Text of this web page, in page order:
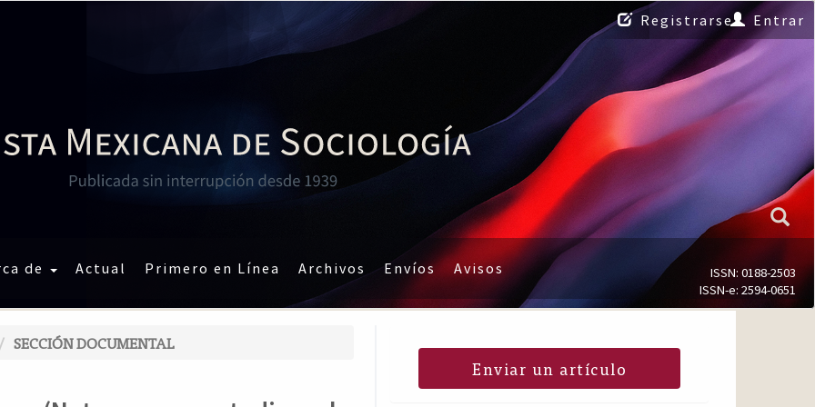
Registrarse Entrar
ISSN: 0188-2503
ISSN-e: 2594-0651
de Actual Primero en Línea Archivos Envíos Avisos
SECCIÓN DOCUMENTAL
Enviar un artículo